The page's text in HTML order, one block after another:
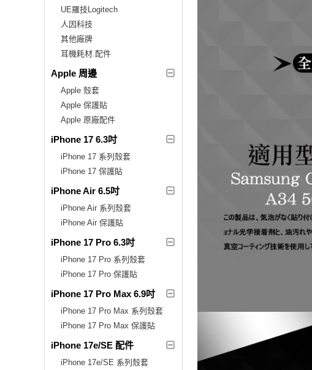
UE羅技Logitech
人因科技
其他廠牌
耳機耗材.配件
Apple 周邊
Apple 殼套
Apple 保護貼
Apple 原廠配件
iPhone 17 6.3吋
iPhone 17 系列殼套
iPhone 17 保護貼
iPhone Air 6.5吋
iPhone Air 系列殼套
iPhone Air 保護貼
iPhone 17 Pro 6.3吋
iPhone 17 Pro 系列殼套
iPhone 17 Pro 保護貼
iPhone 17 Pro Max 6.9吋
iPhone 17 Pro Max 系列殼套
iPhone 17 Pro Max 保護貼
iPhone 17e/SE 配件
iPhone 17e/SE 系列殼套